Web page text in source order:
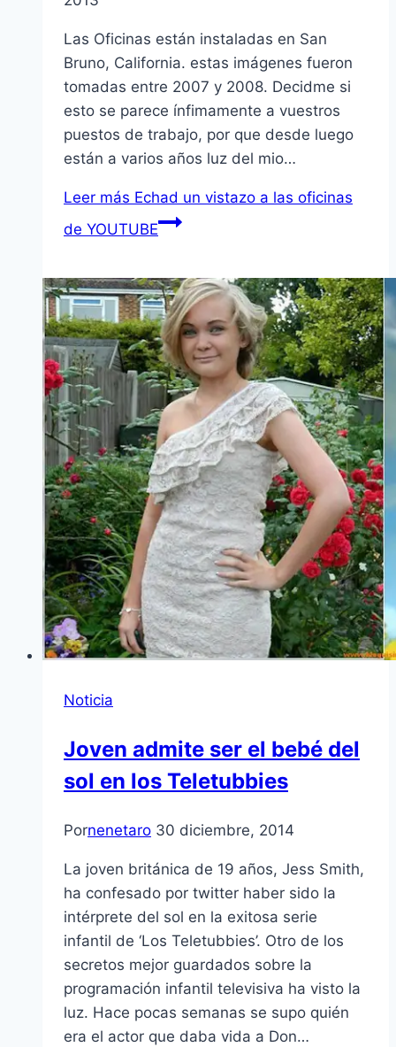
Las Oficinas están instaladas en San
Bruno, California. estas imágenes fueron
tomadas entre 2007 y 2008. Decidme si
esto se parece í­nfimamente a vuestros
puestos de trabajo, por que desde luego
están a varios años luz del mio…
Leer más Echad un vistazo a las oficinas
de YOUTUBE
Noticia
Joven admite ser el bebé del
sol en los Teletubbies
Pornenetaro 30 diciembre, 2014
La joven británica de 19 años, Jess Smith,
ha confesado por twitter haber sido la
intérprete del sol en la exitosa serie
infantil de ‘Los Teletubbies’. Otro de los
secretos mejor guardados sobre la
programación infantil televisiva ha visto la
luz. Hace pocas semanas se supo quién
era el actor que daba vida a Don…